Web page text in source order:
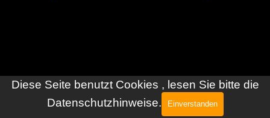
Diese Seite benutzt Cookies , lesen Sie bitte die
Datenschutzhinweise.
Einverstanden